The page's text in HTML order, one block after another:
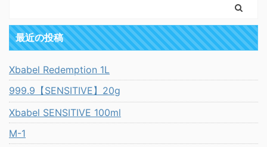
最近の投稿
Xbabel Redemption 1L
999.9【SENSITIVE】20g
Xbabel SENSITIVE 100ml
M-1